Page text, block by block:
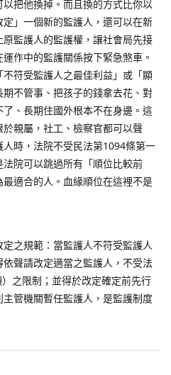
把他換掉。而且換的方式比你以
」一個新的監護人，還可以在新
監護人的監護權，讓社會局先接
作中的監護關係按下緊急煞車。
符受監護人之最佳利益」或「顯
不管事、把孩子的錢拿去花、對
、長期住國外根本不在身邊。這
親屬，社工、檢察官都可以聲
時，法院不受民法第1094條第一
院可以跳過所有「順位比較前
適合的人。血緣順位在這裡不是
之規範：當監護人不符受監護人
聲請改定適當之監護人，不受法
之限制；並得於改定確定前先行
管機關暫任監護人，是監護制度